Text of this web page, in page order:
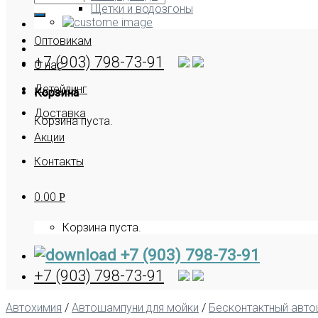
+7 (903) 798-73-91
Корзина
Корзина пуста.
Щетки и водозгоны
Оптовикам
О нас
Детейлинг
Доставка
Акции
Контакты
0.00 Р
Корзина пуста.
+7 (903) 798-73-91
+7 (903) 798-73-91
Автохимия / Автошампуни для мойки / Бесконтактный